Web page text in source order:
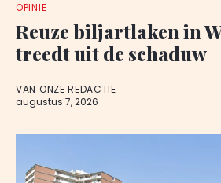
OPINIE
Reuze biljartlaken in
treedt uit de schaduw
VAN ONZE REDACTIE
augustus 7, 2026